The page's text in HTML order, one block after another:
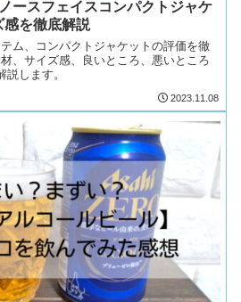
ースフェイスコンパクトジャケ
感を徹底解説
ム、コンパクトジャケットの評価を徹
、サイズ感、良いところ、悪いところ
します。
2023.11.08